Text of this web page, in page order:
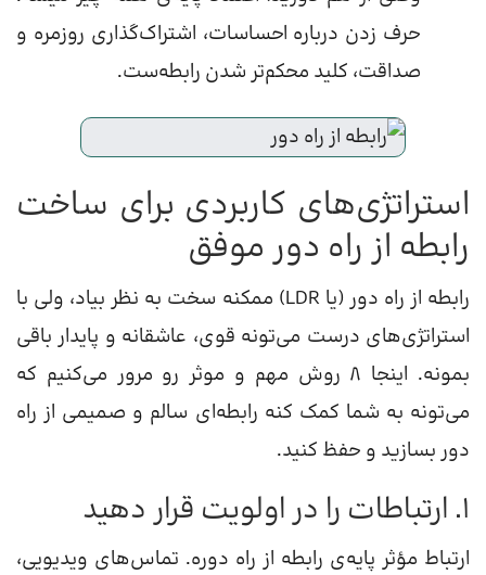
حرف زدن درباره احساسات، اشتراک‌گذاری روزمره و
صداقت، کلید محکم‌تر شدن رابطه‌ست.
استراتژی‌های کاربردی برای ساخت
رابطه از راه دور موفق
رابطه از راه دور (یا LDR) ممکنه سخت به نظر بیاد، ولی با
استراتژی‌های درست می‌تونه قوی، عاشقانه و پایدار باقی
بمونه. اینجا ۸ روش مهم و موثر رو مرور می‌کنیم که
می‌تونه به شما کمک کنه رابطه‌ای سالم و صمیمی از راه
دور بسازید و حفظ کنید.
1. ارتباطات را در اولویت قرار دهید
ارتباط مؤثر پایه‌ی رابطه از راه دوره. تماس‌های ویدیویی،